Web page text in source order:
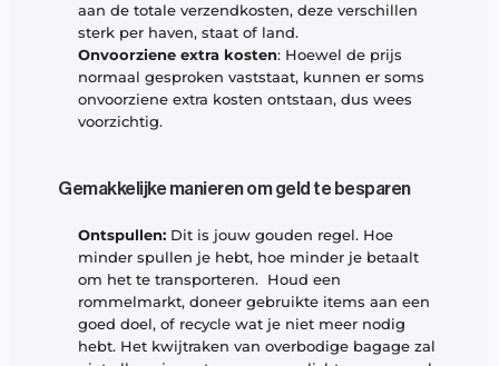
aan de totale verzendkosten, deze verschillen
sterk per haven, staat of land.
Onvoorziene extra kosten: Hoewel de prijs
normaal gesproken vaststaat, kunnen er soms
onvoorziene extra kosten ontstaan, dus wees
voorzichtig.
Gemakkelijke manieren om geld te besparen
Ontspullen: Dit is jouw gouden regel. Hoe
minder spullen je hebt, hoe minder je betaalt
om het te transporteren.  Houd een
rommelmarkt, doneer gebruikte items aan een
goed doel, of recycle wat je niet meer nodig
hebt. Het kwijtraken van overbodige bagage zal